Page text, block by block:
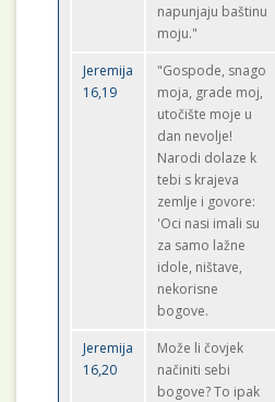
napunjaju baštinu
moju."
Jeremija
16,19
"Gospode, snago
moja, grade moj,
utočište moje u
dan nevolje!
Narodi dolaze k
tebi s krajeva
zemlje i govore:
'Oci nasi imali su
za samo lažne
idole, ništave,
nekorisne
bogove.
Jeremija
16,20
Može li čovjek
načiniti sebi
bogove? To ipak